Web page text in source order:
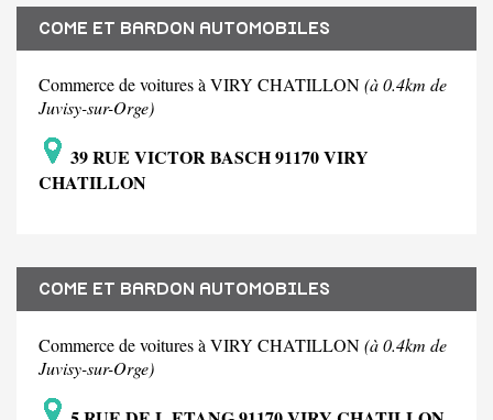
COME ET BARDON AUTOMOBILES
Commerce de voitures à VIRY CHATILLON(à 0.4km de
Juvisy-sur-Orge)
39 RUE VICTOR BASCH 91170 VIRY
CHATILLON
COME ET BARDON AUTOMOBILES
Commerce de voitures à VIRY CHATILLON(à 0.4km de
Juvisy-sur-Orge)